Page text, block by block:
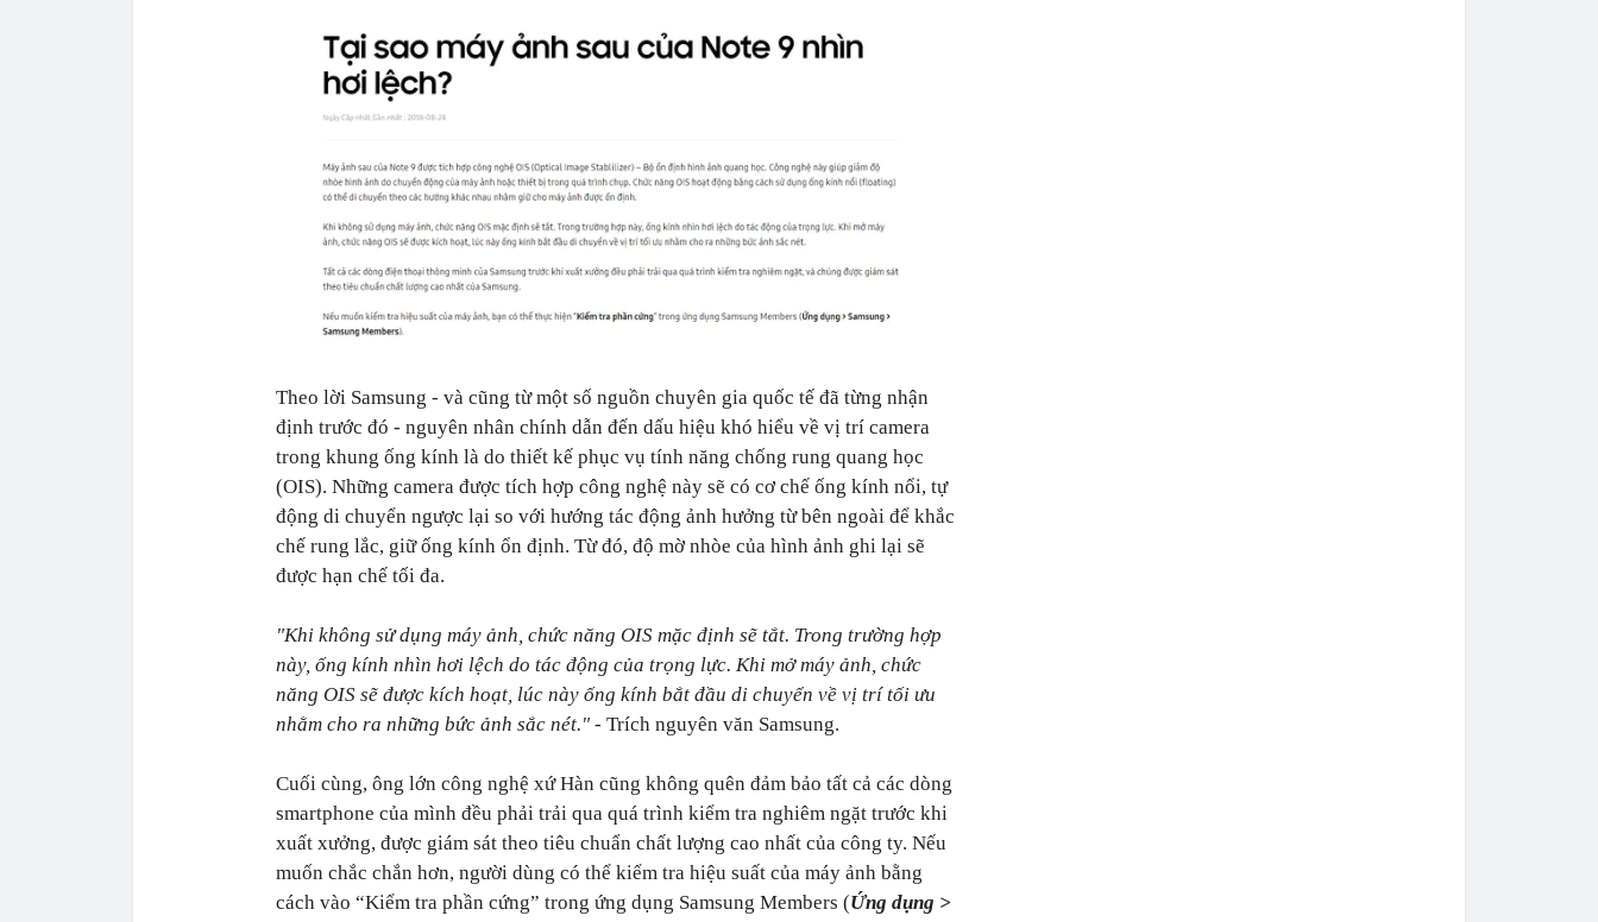
Theo lời Samsung - và cũng từ một số nguồn chuyên gia quốc tế đã từng nhận
định trước đó - nguyên nhân chính dẫn đến dấu hiệu khó hiểu về vị trí camera
trong khung ống kính là do thiết kế phục vụ tính năng chống rung quang học
(OIS). Những camera được tích hợp công nghệ này sẽ có cơ chế ống kính nổi, tự
động di chuyển ngược lại so với hướng tác động ảnh hưởng từ bên ngoài để khắc
chế rung lắc, giữ ống kính ổn định. Từ đó, độ mờ nhòe của hình ảnh ghi lại sẽ
được hạn chế tối đa.
"Khi không sử dụng máy ảnh, chức năng OIS mặc định sẽ tắt. Trong trường hợp
này, ống kính nhìn hơi lệch do tác động của trọng lực. Khi mở máy ảnh, chức
năng OIS sẽ được kích hoạt, lúc này ống kính bắt đầu di chuyển về vị trí tối ưu
nhằm cho ra những bức ảnh sắc nét." - Trích nguyên văn Samsung.
Cuối cùng, ông lớn công nghệ xứ Hàn cũng không quên đảm bảo tất cả các dòng
smartphone của mình đều phải trải qua quá trình kiểm tra nghiêm ngặt trước khi
xuất xưởng, được giám sát theo tiêu chuẩn chất lượng cao nhất của công ty. Nếu
muốn chắc chắn hơn, người dùng có thể kiểm tra hiệu suất của máy ảnh bằng
cách vào “Kiểm tra phần cứng” trong ứng dụng Samsung Members (Ứng dụng >